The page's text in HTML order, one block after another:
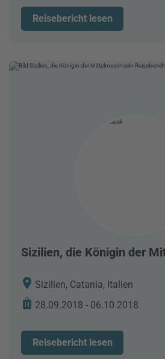
Reisebericht lesen
Sizilien, die Königin der
Sizilien, Catania, Italien
28.09.2018 - 06.10.2018
Reisebericht lesen